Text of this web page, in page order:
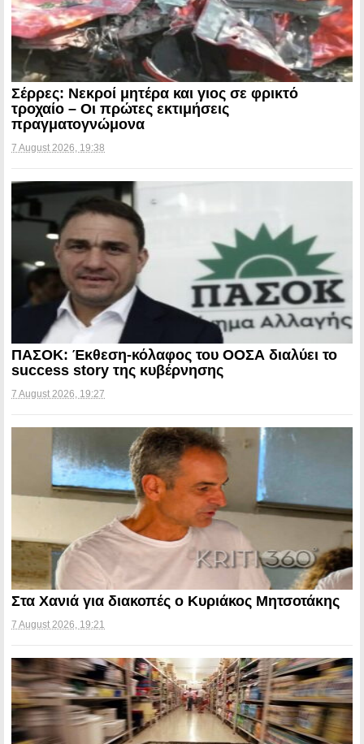
Σέρρες: Νεκροί μητέρα και γιος σε φρικτό
τροχαίο – Οι πρώτες εκτιμήσεις
πραγματογνώμονα
7 August 2026, 19:38
ΠΑΣΟΚ: Έκθεση-κόλαφος του ΟΟΣΑ διαλύει το
success story της κυβέρνησης
7 August 2026, 19:27
Στα Χανιά για διακοπές ο Κυριάκος Μητσοτάκης
7 August 2026, 19:21